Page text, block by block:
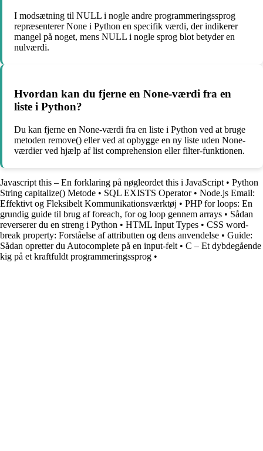
I modsætning til NULL i nogle andre programmeringssprog
repræsenterer None i Python en specifik værdi, der indikerer
mangel på noget, mens NULL i nogle sprog blot betyder en
nulværdi.
Hvordan kan du fjerne en None-værdi fra en
liste i Python?
Du kan fjerne en None-værdi fra en liste i Python ved at bruge
metoden remove() eller ved at opbygge en ny liste uden None-
værdier ved hjælp af list comprehension eller filter-funktionen.
Javascript this – En forklaring på nøgleordet this i JavaScript • Python
String capitalize() Metode • SQL EXISTS Operator• Node.js Email:
Effektivt og Fleksibelt Kommunikationsværktøj • PHP for loops: En
grundig guide til brug af foreach, for og loop gennem arrays • Sådan
reverserer du en streng i Python • HTML Input Types • CSS word-
break property: Forståelse af attributten og dens anvendelse • Guide:
Sådan opretter du Autocomplete på en input-felt • C – Et dybdegående
kig på et kraftfuldt programmeringssprog •